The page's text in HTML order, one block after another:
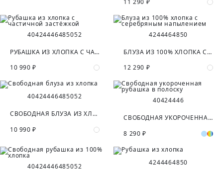
40424446485052
РУБАШКА ИЗ ХЛОПКА С ЧАСТИЧНОЙ ЗАСТЁЖКОЙ
10 990 ₽
4244464850
БЛУЗА ИЗ 100% ХЛОПКА С СЕРЕБРЯНЫМ НАПЫЛЕНИЕМ
12 290 ₽
40424446485052
СВОБОДНАЯ БЛУЗА ИЗ ХЛОПКА
10 990 ₽
40424446
СВОБОДНАЯ УКОРОЧЕННАЯ РУБАШКА В ПОЛОСКУ
8 290 ₽
40424446485052 4244464850